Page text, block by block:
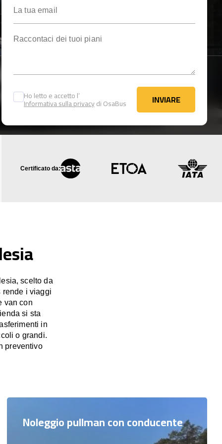
Ho letto e accetto l’
Informativa sulla privacydi OsaBus INVIARE
INVIARE
Certificato da:
scelto da
rende i viaggi
van con
si sta
in
o grandi.
preventivo
Noleggio pullman con conducente